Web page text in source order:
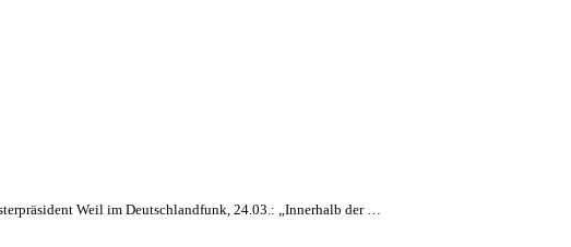
Weil im Deutschlandfunk, 24.03.: „Innerhalb der …